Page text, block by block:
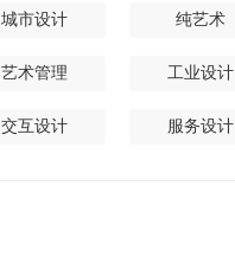
城市设计 纯艺术
艺术管理 工业设计
交互设计 服务设计